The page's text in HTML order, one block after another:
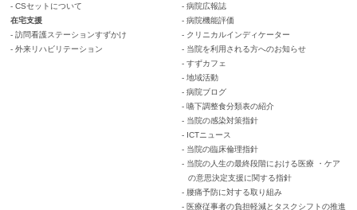
- CSセットについて
在宅支援
- 訪問看護ステーションすずかけ
- 外来リハビリテーション
- 病院広報誌
- 病院機能評価
- クリニカルインディケーター
- 当院を利用される方へのお知らせ
- すずカフェ
- 地域活動
- 病院ブログ
- 嚥下調整食分類表の紹介
- 当院の感染対策指針
- ICTニュース
- 当院の臨床倫理指針
- 当院の人生の最終段階における医療 ・ケア
の意思決定支援に関する指針
- 腰痛予防に対する取り組み
- 医療従事者の負担軽減とタスクシフトの推進